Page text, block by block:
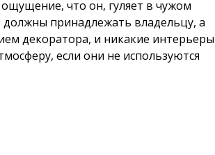
что он, гуляет в чужом
принадлежать владельцу, а
декоратора, и никакие интерьеры
если они не используются